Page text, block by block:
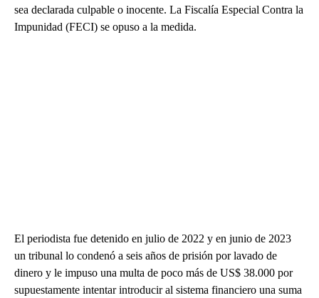
sea declarada culpable o inocente. La Fiscalía Especial Contra la
Impunidad (FECI) se opuso a la medida.
El periodista fue detenido en julio de 2022 y en junio de 2023
un tribunal lo condenó a seis años de prisión por lavado de
dinero y le impuso una multa de poco más de US$ 38.000 por
supuestamente intentar introducir al sistema financiero una suma